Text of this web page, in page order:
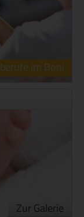
im Boni
Zur Galerie